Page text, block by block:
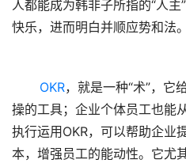
人都能成为韩非子所指的“人
快乐，进而明白并顺应势和法。
OKR，就是一种“术”，它
操的工具；企业个体员工也能
执行运用OKR，可以帮助企业
本，增强员工的能动性。它尤